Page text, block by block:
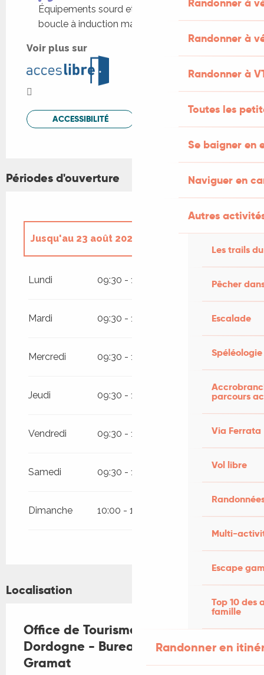
Randonner à
Randonner à
Toutes les
Se baigner en
Naviguer en
Autres
Les trails
Pêcher
Escalade
Spéléologie
parcours
Via Ferrata
Vol libre
Multi-
Escape
Top 10 des
famille
Randonner en
Équipements sourd et malentendant
boucle à induction magnétique fixe
Voir plus sur
ACCESSIBILITÉ
Périodes d'ouverture
Jusqu'au 23 août 2026
Lundi 09:30 - 12:30 14:00 - 18:00
Mardi 09:30 - 12:30 14:00 - 18:00
Mercredi 09:30 - 12:30 14:00 - 18:00
Jeudi 09:30 - 12:30 14:00 - 18:00
Vendredi 09:30 - 12:30 14:00 - 18:00
Samedi 09:30 - 12:30 14:00 - 18:00
Dimanche 10:00 - 13:00
Localisation
Office de Tourisme Vallée de la
Dordogne - Bureau d'accueil de
Gramat